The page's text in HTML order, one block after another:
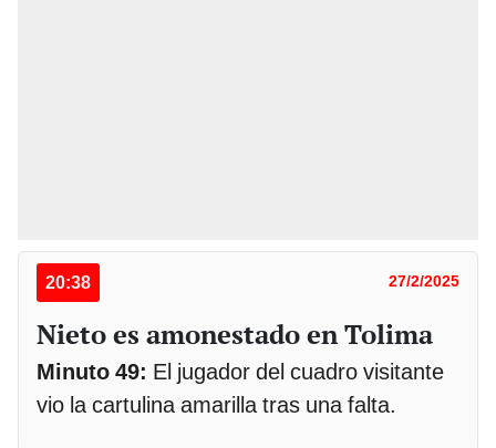
20:38 27/2/2025
Nieto es amonestado en Tolima
Minuto 49: El jugador del cuadro visitante
vio la cartulina amarilla tras una falta.